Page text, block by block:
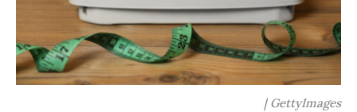
| GettyImages